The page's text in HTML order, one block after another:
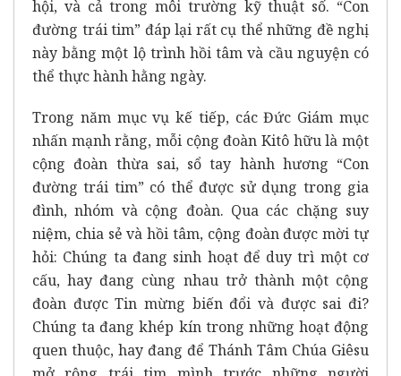
hội, và cả trong môi trường kỹ thuật số. “Con
đường trái tim” đáp lại rất cụ thể những đề nghị
này bằng một lộ trình hồi tâm và cầu nguyện có
thể thực hành hằng ngày.
Trong năm mục vụ kế tiếp, các Đức Giám mục
nhấn mạnh rằng, mỗi cộng đoàn Kitô hữu là một
cộng đoàn thừa sai, sổ tay hành hương “Con
đường trái tim” có thể được sử dụng trong gia
đình, nhóm và cộng đoàn. Qua các chặng suy
niệm, chia sẻ và hồi tâm, cộng đoàn được mời tự
hỏi: Chúng ta đang sinh hoạt để duy trì một cơ
cấu, hay đang cùng nhau trở thành một cộng
đoàn được Tin mừng biến đổi và được sai đi?
Chúng ta đang khép kín trong những hoạt động
quen thuộc, hay đang để Thánh Tâm Chúa Giêsu